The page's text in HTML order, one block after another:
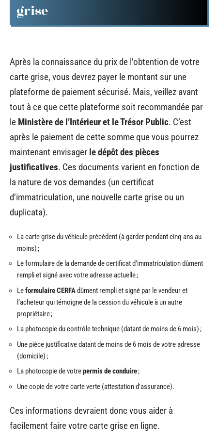
grise
Après la connaissance du prix de l’obtention de votre
carte grise, vous devrez payer le montant sur une
plateforme de paiement sécurisé. Mais, veillez avant
tout à ce que cette plateforme soit recommandée par
le Ministère de l’Intérieur et le Trésor Public. C’est
après le paiement de cette somme que vous pourrez
maintenant envisager le dépôt des pièces
justificatives. Ces documents varient en fonction de
la nature de vos demandes (un certificat
d’immatriculation, une nouvelle carte grise ou un
duplicata).
La carte grise du véhicule précédent (à garder pendant cinq ans au
moins) ;
Le formulaire de la demande de certificat d’immatriculation dûment
rempli et signé avec votre adresse actuelle ;
Leformulaire CERFAdûment rempli et signé par le vendeur et
l’acheteur qui témoigne de la cession du véhicule à un autre
propriétaire ;
La photocopie du contrôle technique (datant de moins de 6 mois) ;
Une pièce justificative datant de moins de 6 mois de votre adresse
(domicile) ;
La photocopie de votrepermis de conduire;
Une copie de votre carte verte (attestation d’assurance).
Ces informations devraient donc vous aider à
facilement faire votre carte grise en ligne.